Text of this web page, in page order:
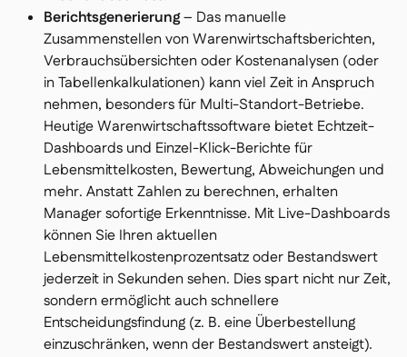
Berichtsgenerierung– Das manuelle
Zusammenstellen von Warenwirtschaftsberichten,
Verbrauchsübersichten oder Kostenanalysen (oder
in Tabellenkalkulationen) kann viel Zeit in Anspruch
nehmen, besonders für Multi-Standort-Betriebe.
Heutige Warenwirtschaftssoftware bietet Echtzeit-
Dashboards und Einzel-Klick-Berichte für
Lebensmittelkosten, Bewertung, Abweichungen und
mehr. Anstatt Zahlen zu berechnen, erhalten
Manager sofortige Erkenntnisse. Mit Live-Dashboards
können Sie Ihren aktuellen
Lebensmittelkostenprozentsatz oder Bestandswert
jederzeit in Sekunden sehen. Dies spart nicht nur Zeit,
sondern ermöglicht auch schnellere
Entscheidungsfindung (z. B. eine Überbestellung
einzuschränken, wenn der Bestandswert ansteigt).